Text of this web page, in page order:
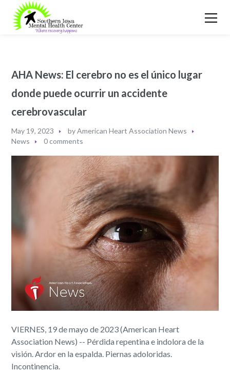
AHA News: El cerebro no es el único lugar
donde puede ocurrir un accidente
cerebrovascular
May 19, 2023 byAmerican Heart Association News
News
0 comments
VIERNES, 19 de mayo de 2023 (American Heart
Association News) -- Pérdida repentina e indolora de la
visión. Ardor en la espalda. Piernas adoloridas.
Incontinencia.